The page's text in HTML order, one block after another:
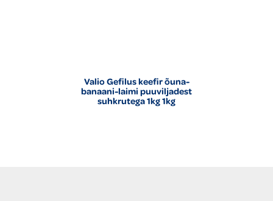
Valio Gefilus keefir õuna-
banaani-laimi puuviljadest
suhkrutega 1kg 1kg